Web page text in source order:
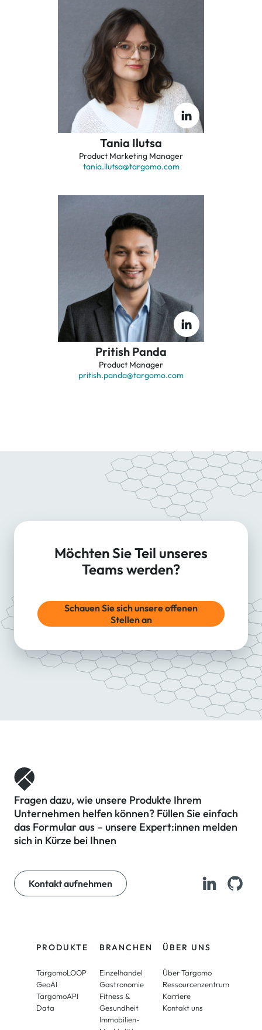
Tania Ilutsa
Product Marketing Manager
tania.ilutsa@targomo.com
Pritish Panda
Product Manager
pritish.panda@targomo.com
Möchten Sie Teil unseres
Teams werden?
Schauen Sie sich unsere offenen
Stellen an
PRODUKTE
TargomoLOOP
GeoAI
TargomoAPI
Data
BRANCHEN
Einzelhandel
Gastronomie
Fitness &
Gesundheit
Immobilien-
ÜBER UNS
Über Targomo
Ressourcenzentrum
Karriere
Kontakt uns
Fragen dazu, wie unsere Produkte Ihrem
Unternehmen helfen können? Füllen Sie einfach
das Formular aus – unsere Expert:innen melden
sich in Kürze bei Ihnen
Kontakt aufnehmen